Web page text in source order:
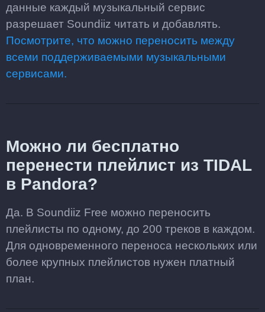
данные каждый музыкальный сервис
разрешает Soundiiz читать и добавлять.
Посмотрите, что можно переносить между
всеми поддерживаемыми музыкальными
сервисами.
Можно ли бесплатно
перенести плейлист из TIDAL
в Pandora?
Да. В Soundiiz Free можно переносить
плейлисты по одному, до 200 треков в каждом.
Для одновременного переноса нескольких или
более крупных плейлистов нужен платный
план.